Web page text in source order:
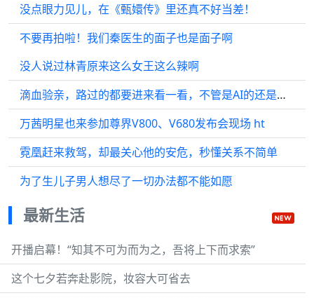
没点眼力见儿，在《甄嬛传》里还真不好当差！
不要再拍啦！我们秦医生的面子也是面子啊
没人说过林青原来这么女王这么辣啊
滴血验亲，路过的都要进来看一看，不管是AI的还是真人的
万茜明星也来参加尊界V800、V680发布会现场 ht
霓凰赶来救驾，却最关心他的安危，秒懂关系不简单
为了生儿子男人想尽了一切办法都不能如愿
最新生活
开播启幕！“知其不可为而为之，吾将上下而求索”
这个七夕若奔赴影院，妆容大可省去